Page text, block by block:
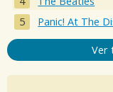
Panic! At The
Ver